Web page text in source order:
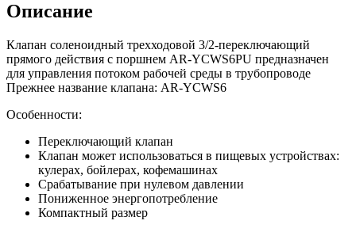
Описание
Клапан соленоидный трехходовой 3/2-переключающий
прямого действия с поршнем AR-YCWS6PU предназначен
для управления потоком рабочей среды в трубопроводе
Прежнее название клапана: AR-YCWS6
Особенности:
Переключающий клапан
Клапан может использоваться в пищевых устройствах:
кулерах, бойлерах, кофемашинах
Срабатывание при нулевом давлении
Пониженное энергопотребление
Компактный размер